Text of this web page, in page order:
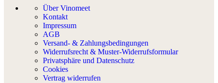
Über Vinomeet
Kontakt
Impressum
AGB
Versand- & Zahlungsbedingungen
Widerrufsrecht & Muster-Widerrufsformular
Privatsphäre und Datenschutz
Cookies
Vertrag widerrufen